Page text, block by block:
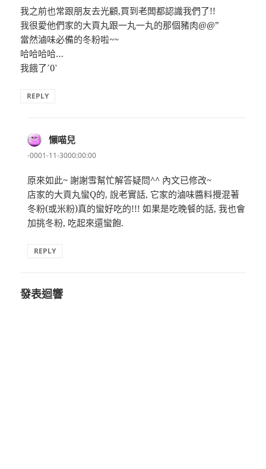
我之前也常跟朋友去光顧,買到老闆都認識我們了!!
我很愛他們家的大貢丸跟一丸一丸的那個豬肉@@”
當然滷味必備的冬粉啦~~
哈哈哈哈…
我餓了ˊ0ˋ
REPLY
懶喵兒
示:
-0001-11-3000:00:00
原來如此~ 謝謝雪幫忙解答疑問^^ 內文已修改~
店家的大貢丸蠻Q的, 說老實話, 它家的滷味醬料攪混著
冬粉(或米粉)真的蠻好吃的!!! 如果是吃晚餐的話, 我也會
加挑冬粉, 吃起來還蠻飽.
REPLY
發表迴響